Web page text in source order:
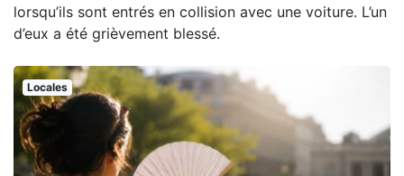
lorsqu’ils sont entrés en collision avec une voiture. L’un
d’eux a été grièvement blessé.
Locales